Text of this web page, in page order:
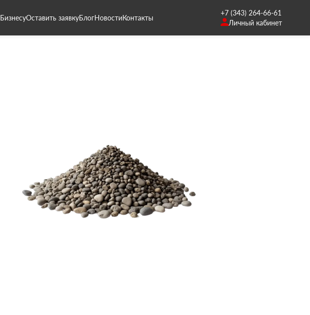
БизнесуОставить заявкуБлогНовостиКонтакты
+7 (343) 264-66-61
Личный кабинет